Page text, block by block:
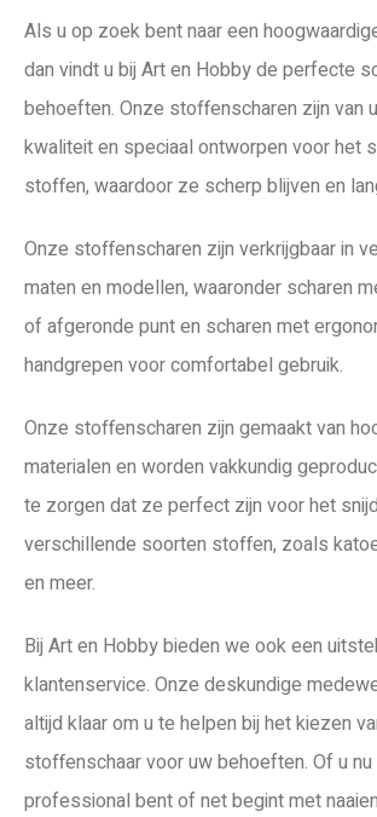
Als u op zoek bent naar een
dan vindt u bij Art en Hobby de perfecte
behoeften. Onze stoffenscharen zijn van
kwaliteit en speciaal ontworpen voor het
stoffen, waardoor ze scherp blijven en
Onze stoffenscharen zijn verkrijgbaar in
maten en modellen, waaronder scharen
of afgeronde punt en scharen met
handgrepen voor comfortabel gebruik.
Onze stoffenscharen zijn gemaakt van
materialen en worden vakkundig
te zorgen dat ze perfect zijn voor het
verschillende soorten stoffen, zoals
en meer.
Bij Art en Hobby bieden we ook een
klantenservice. Onze deskundige
altijd klaar om u te helpen bij het kiezen
stoffenschaar voor uw behoeften. Of u nu
professional bent of net begint met